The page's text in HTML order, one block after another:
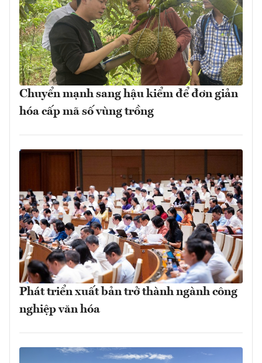
Chuyển mạnh sang hậu kiểm để đơn giản
hóa cấp mã số vùng trồng
Phát triển xuất bản trở thành ngành công
nghiệp văn hóa